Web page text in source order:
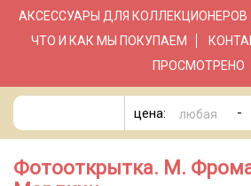
АКСЕССУАРЫ ДЛЯ КОЛЛЕКЦИОНЕРОВ
ЧТО И КАК МЫ ПОКУПАЕМ
ПРОСМОТРЕНО
цена: -
Фотооткрытка. М.